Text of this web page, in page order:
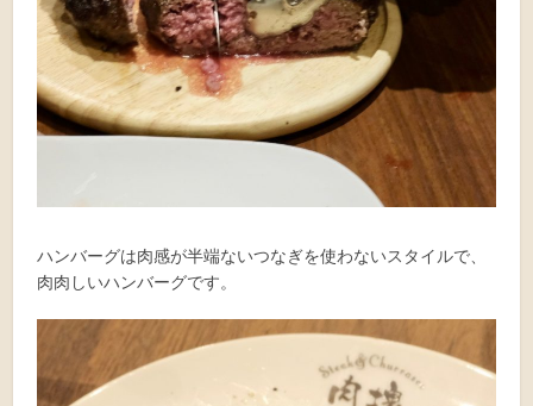
ハンバーグは肉感が半端ないつなぎを使わないスタイルで、
肉肉しいハンバーグです。